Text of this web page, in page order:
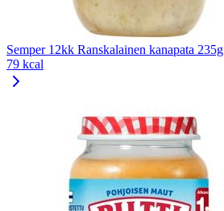
Semper 12kk Ranskalainen kanapata 235g
79 kcal